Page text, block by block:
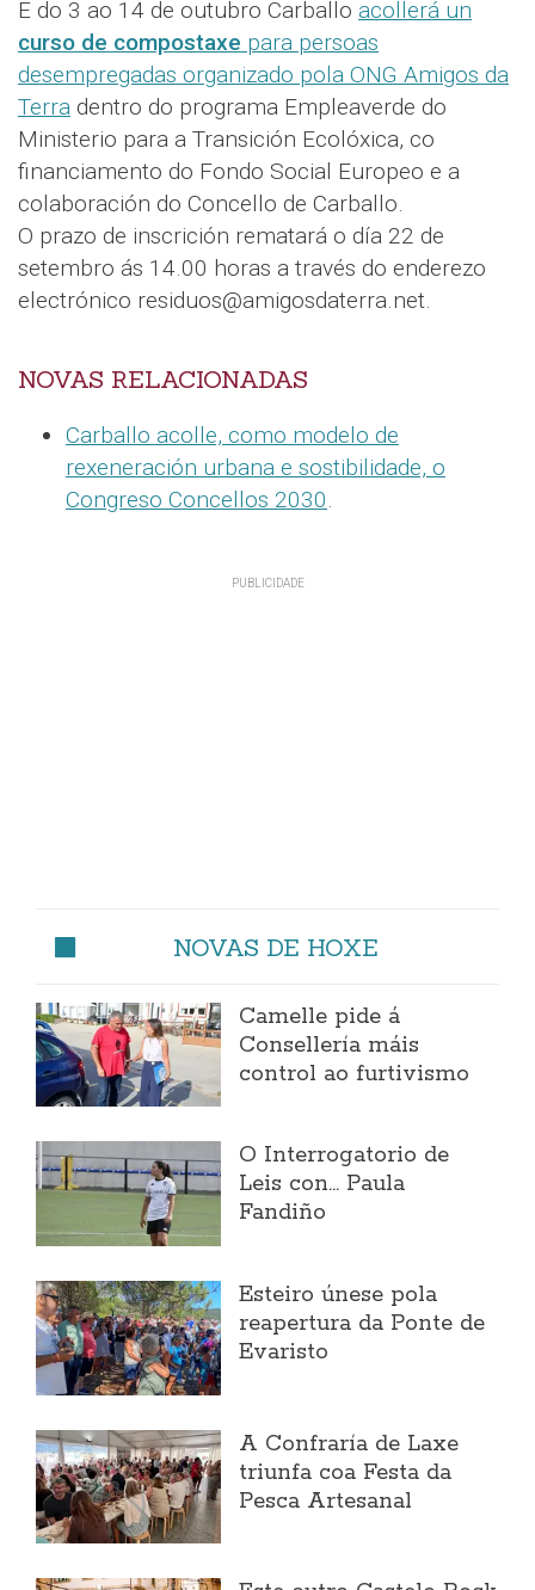
E do 3 ao 14 de outubro Carballo acollerá un
curso de compostaxe para persoas
desempregadas organizado pola ONG Amigos da
Terra dentro do programa Empleaverde do
Ministerio para a Transición Ecolóxica, co
financiamento do Fondo Social Europeo e a
colaboración do Concello de Carballo.
O prazo de inscrición rematará o día 22 de
setembro ás 14.00 horas a través do enderezo
electrónico residuos@amigosdaterra.net.
NOVAS RELACIONADAS
Carballo acolle, como modelo de
rexeneración urbana e sostibilidade, o
Congreso Concellos 2030.
NOVAS DE HOXE
Camelle pide á
Consellería máis
control ao furtivismo
O Interrogatorio de
Leis con... Paula
Fandiño
Esteiro únese pola
reapertura da Ponte de
Evaristo
A Confraría de Laxe
triunfa coa Festa da
Pesca Artesanal